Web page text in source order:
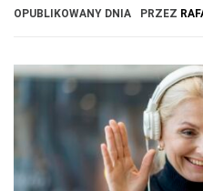
OPUBLIKOWANY DNIA PRZEZ